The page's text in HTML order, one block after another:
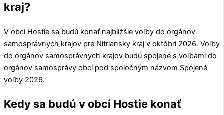
kraj?
V obci Hostie sa budú konať najbližšie voľby do orgánov
samosprávnych krajov pre Nitriansky kraj v októbri 2026. Voľby
do orgánov samosprávnych krajov budú spojené s voľbami do
orgánov samosprávy obcí pod spoločným názvom Spojené
voľby 2026.
Kedy sa budú v obci Hostie konať